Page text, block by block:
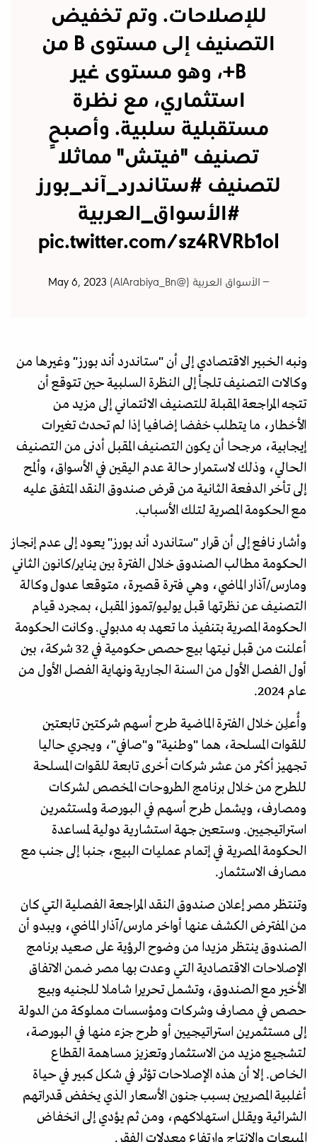
للإصلاحات. وتم تخفيض
التصنيف إلى مستوى B من
B+، وهو مستوى غير
استثماري، مع نظرة
مستقبلية سلبية. وأصبح
تصنيف "فيتش" مماثلاً
لتصنيف #ستاندرد_آند_بورز
#الأسواق_العربية
pic.twitter.com/sz4RVRb1oI
— الأسواق العربية (@AlArabiya_Bn) May 6, 2023
ونبه الخبير الاقتصادي إلى أن "ستاندرد أند بورز" وغيرها من
وكالات التصنيف تلجأ إلى النظرة السلبية حين تتوقع أن
تتجه المراجعة المقبلة للتصنيف الائتماني إلى مزيد من
الأخطار، ما يتطلب خفضا إضافيا إذا لم تحدث تغيرات
إيجابية، مرجحا أن يكون التصنيف المقبل أدنى من التصنيف
الحالي، وذلك لاستمرار حالة عدم اليقين في الأسواق، وألمح
إلى تأخر الدفعة الثانية من قرض صندوق النقد المتفق عليه
مع الحكومة المصرية لتلك الأسباب.
وأشار نافع إلى أن قرار "ستاندرد أند بورز" يعود إلى عدم إنجاز
الحكومة مطالب الصندوق خلال الفترة بين يناير/كانون الثاني
ومارس/آذار الماضي، وهي فترة قصيرة، متوقعا عدول وكالة
التصنيف عن نظرتها قبل يوليو/تموز المقبل، بمجرد قيام
الحكومة المصرية بتنفيذ ما تعهد به مدبولي. وكانت الحكومة
أعلنت من قبل نيتها بيع حصص حكومية في 32 شركة، بين
أول الفصل الأول من السنة الجارية ونهاية الفصل الأول من
عام 2024.
وأُعلِن خلال الفترة الماضية طرح أسهم شركتين تابعتين
للقوات المسلحة، هما "وطنية" و"صافي"، ويجري حاليا
تجهيز أكثر من عشر شركات أخرى تابعة للقوات المسلحة
للطرح من خلال برنامج الطروحات المخصص لشركات
ومصارف، ويشمل طرح أسهم في البورصة ولمستثمرين
استراتيجيين. وستعين جهة استشارية دولية لمساعدة
الحكومة المصرية في إتمام عمليات البيع، جنبا إلى جنب مع
مصارف الاستثمار.
وتنتظر مصر إعلان صندوق النقد المراجعة الفصلية التي كان
من المفترض الكشف عنها أواخر مارس/آذار الماضي، ويبدو أن
الصندوق ينتظر مزيدا من وضوح الرؤية على صعيد برنامج
الإصلاحات الاقتصادية التي وعدت بها مصر ضمن الاتفاق
الأخير مع الصندوق، وتشمل تحريرا شاملا للجنيه وبيع
حصص في مصارف وشركات ومؤسسات مملوكة من الدولة
إلى مستثمرين استراتيجيين أو طرح جزء منها في البورصة،
لتشجيع مزيد من الاستثمار وتعزيز مساهمة القطاع
الخاص. إلا أن هذه الإصلاحات تؤثر في شكل كبير في حياة
أغلبية المصريين بسبب جنون الأسعار الذي يخفض قدراتهم
الشرائية ويقلل استهلاكهم، ومن ثم يؤدي إلى انخفاض
المبيعات والإنتاج وارتفاع معدلات الفقر.